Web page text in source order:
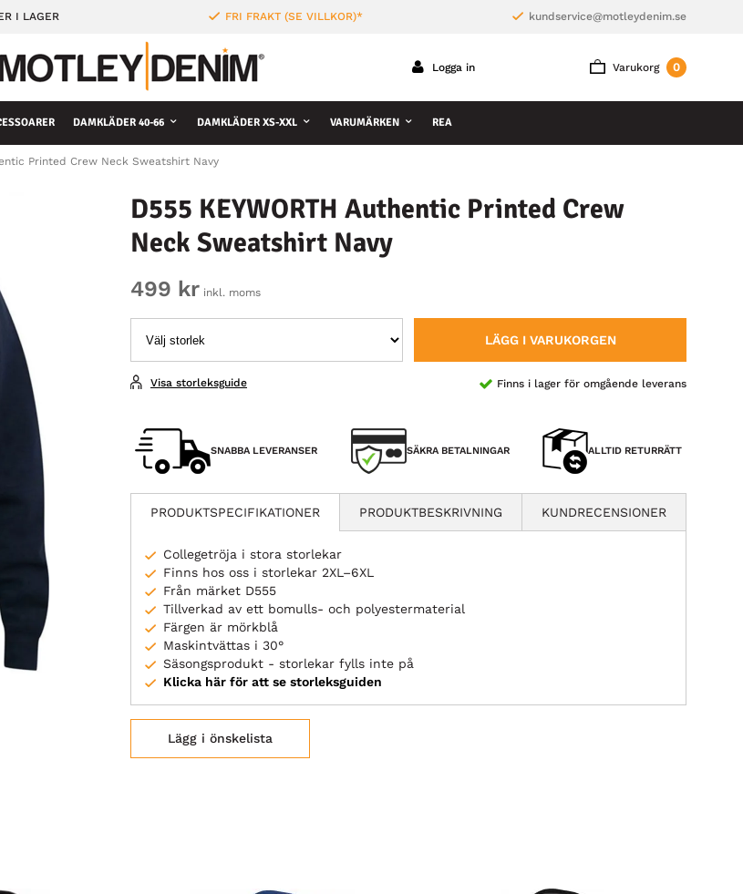
I LAGER FRI FRAKT (SE VILLKOR)* kundservice@motleydenim.se
Varukorg 0
Logga in
DAMKLÄDER 40-66 DAMKLÄDER XS-XXL VARUMÄRKEN REA
Printed Crew Neck Sweatshirt Navy
D555 KEYWORTH Authentic Printed Crew
Neck Sweatshirt Navy
499 kr inkl. moms
LÄGG I VARUKORGEN
Finns i lager för omgående leverans
Visa storleksguide
SNABBA LEVERANSER SÄKRA BETALNINGAR ALLTID RETURRÄTT
PRODUKTSPECIFIKATIONER PRODUKTBESKRIVNING KUNDRECENSIONER
Collegetröja i stora storlekar
Finns hos oss i storlekar 2XL–6XL
Från märket D555
Tillverkad av ett bomulls- och polyestermaterial
Färgen är mörkblå
Maskintvättas i 30°
Säsongsprodukt - storlekar fylls inte på
Klicka här för att se storleksguiden
Lägg i önskelista